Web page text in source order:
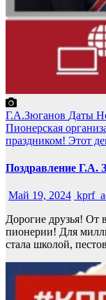
Г.А.Зюганов Даты
Пионерская
праздником! Этот
Поздравление Г.А.
Май 19, 2024
Дорогие друзья! От
пионерии! Для
стала школой,